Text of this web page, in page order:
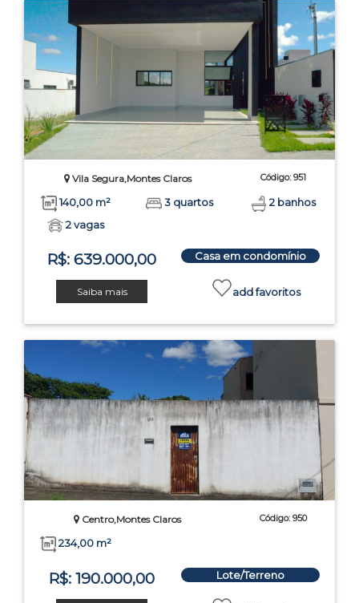
Vila Segura,Montes Claros Código: 951
140,00 m² 3 quartos
2 banhos
2 vagas
R$: 639.000,00 Casa em condomínio
Saiba mais add favoritos
Centro,Montes Claros Código: 950
234,00 m²
R$: 190.000,00 Lote/Terreno